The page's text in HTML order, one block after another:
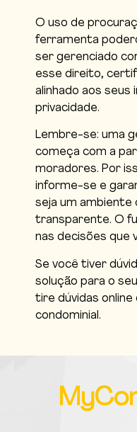
O uso de
ferramenta
ser gerenciado
esse direito,
alinhado aos
privacidade.
Lembre-se: uma
começa com a
moradores. Por
informe-se e
seja um ambiente
transparente. O
nas decisões que
Se você tiver
solução para o
tire dúvidas
condominial.